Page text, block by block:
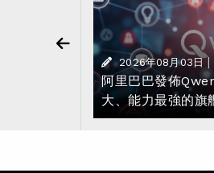
2026年08月03日 |
阿里巴巴發佈
大、能力最強的旗